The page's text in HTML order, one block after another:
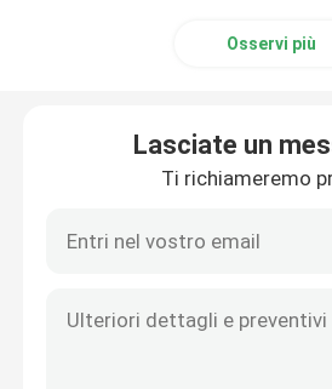
Casa
Osservi più
Lasciate un
Ti richiameremo